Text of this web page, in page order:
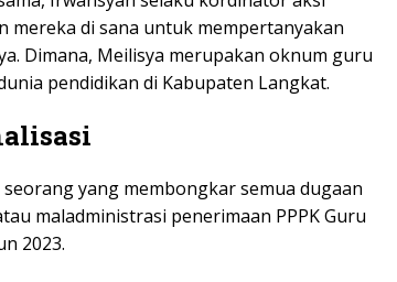
mereka di sana untuk mempertanyakan
Dimana, Meilisya merupakan oknum guru
pendidikan di Kabupaten Langkat.
yang membongkar semua dugaan
maladministrasi penerimaan PPPK Guru
2023.